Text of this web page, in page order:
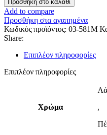
Προσθήκη στο καλάθι
Add to compare
Προσθήκη στα αγαπημένα
Κωδικός προϊόντος: 03-581M
Share:
Επιπλέον πληροφορίες
Επιπλέον πληροφορίες
Χρώμα
,